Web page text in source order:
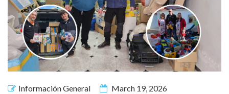
Información General March 19, 2026